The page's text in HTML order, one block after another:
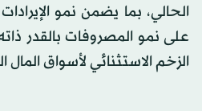
الحالي، بما يضمن نمو
على نمو المصروفات بالقدر
الزخم الاستثنائي لأسواق المال